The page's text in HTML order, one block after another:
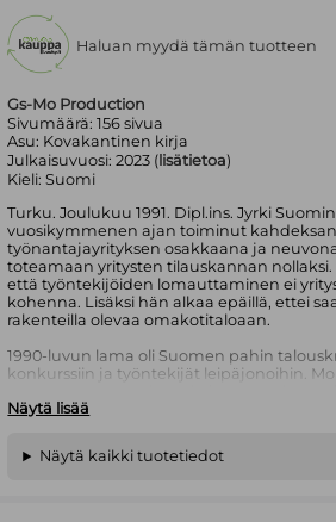
Gs-Mo Production
Sivumäärä:156 sivua
Asu: Kovakantinen kirja
Julkaisuvuosi:2023 ( lisätietoa)
Kieli:Suomi
Turku. Joulukuu 1991. Dipl.ins. Jyrki
vuosikymmenen ajan toiminut
työnantajayrityksen osakkaana ja
toteamaan yritysten tilauskannan
että työntekijöiden lomauttaminen ei
kohenna. Lisäksi hän alkaa epäillä, ettei
rakenteilla olevaa omakotitaloaan.
1990-luvun lama oli Suomen pahin
konkurssiin ja työntekijät leipäjonoihin.
alkoholisoitumisesta ja itsemurhaluvuista.
Suominen kutsuu yhteiskunnan toimintaa
nimellä Taloudellinen pahuus.
Näytä lisää
Haluan myydä tämän tuotteen
Näytä kaikki tuotetiedot